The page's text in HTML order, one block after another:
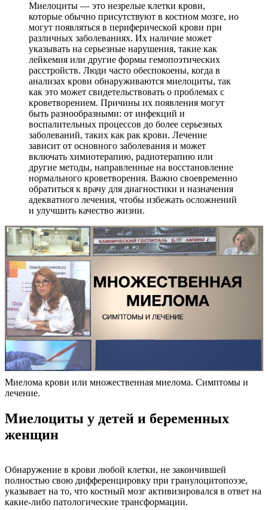
Миелоциты — это незрелые клетки крови,
которые обычно присутствуют в костном мозге, но
могут появляться в периферической крови при
различных заболеваниях. Их наличие может
указывать на серьезные нарушения, такие как
лейкемия или другие формы гемопоэтических
расстройств. Люди часто обеспокоены, когда в
анализах крови обнаруживаются миелоциты, так
как это может свидетельствовать о проблемах с
кроветворением. Причины их появления могут
быть разнообразными: от инфекций и
воспалительных процессов до более серьезных
заболеваний, таких как рак крови. Лечение
зависит от основного заболевания и может
включать химиотерапию, радиотерапию или
другие методы, направленные на восстановление
нормального кроветворения. Важно своевременно
обратиться к врачу для диагностики и назначения
адекватного лечения, чтобы избежать осложнений
и улучшить качество жизни.
Миелома крови или множественная миелома. Симптомы и
лечение.
Миелоциты у детей и беременных
женщин
Обнаружение в крови любой клетки, не закончившей
полностью свою дифференцировку при гранулоцитопоэзе,
указывает на то, что костный мозг активизировался в ответ на
какие-либо патологические трансформации.